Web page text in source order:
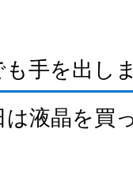
手を出し
液晶を買